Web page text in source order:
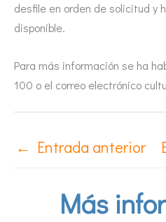
desfile en orden de solicitud y
disponible.
Para más información se ha
100 o el correo electrónico
← Entrada anterior
Más